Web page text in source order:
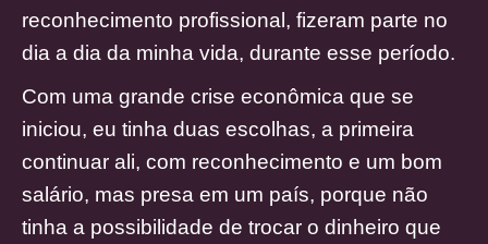
reconhecimento profissional, fizeram parte no
dia a dia da minha vida, durante esse período.
Com uma grande crise econômica que se
iniciou, eu tinha duas escolhas, a primeira
continuar ali, com reconhecimento e um bom
salário, mas presa em um país, porque não
tinha a possibilidade de trocar o dinheiro que